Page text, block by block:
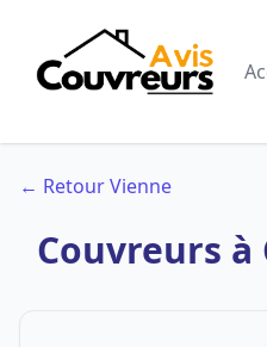
← Retour Vienne
Couvreurs